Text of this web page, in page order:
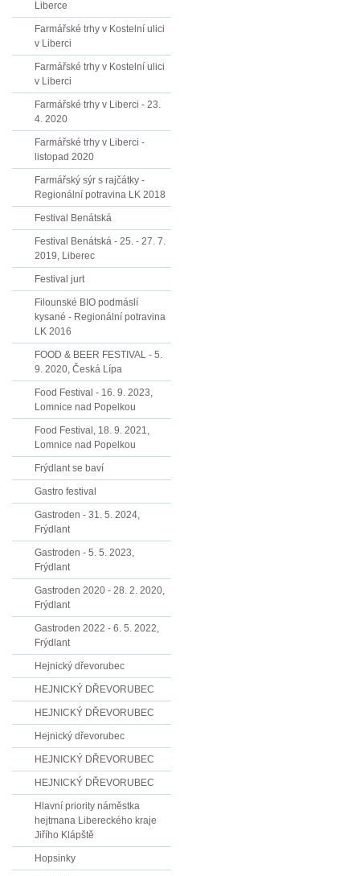
Liberce
Farmářské trhy v Kostelní ulici
v Liberci
Farmářské trhy v Kostelní ulici
v Liberci
Farmářské trhy v Liberci - 23.
4. 2020
Farmářské trhy v Liberci -
listopad 2020
Farmářský sýr s rajčátky -
Regionální potravina LK 2018
Festival Benátská
Festival Benátská - 25. - 27. 7.
2019, Liberec
Festival jurt
Filounské BIO podmáslí
kysané - Regionální potravina
LK 2016
FOOD & BEER FESTIVAL - 5.
9. 2020, Česká Lípa
Food Festival - 16. 9. 2023,
Lomnice nad Popelkou
Food Festival, 18. 9. 2021,
Lomnice nad Popelkou
Frýdlant se baví
Gastro festival
Gastroden - 31. 5. 2024,
Frýdlant
Gastroden - 5. 5. 2023,
Frýdlant
Gastroden 2020 - 28. 2. 2020,
Frýdlant
Gastroden 2022 - 6. 5. 2022,
Frýdlant
Hejnický dřevorubec
HEJNICKÝ DŘEVORUBEC
HEJNICKÝ DŘEVORUBEC
Hejnický dřevorubec
HEJNICKÝ DŘEVORUBEC
HEJNICKÝ DŘEVORUBEC
Hlavní priority náměstka
hejtmana Libereckého kraje
Jiřího Klápště
Hopsinky